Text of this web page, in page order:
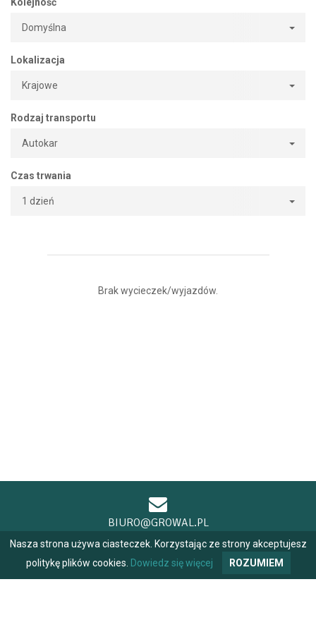
Domyślna
Lokalizacja
Krajowe
Rodzaj transportu
Autokar
Czas trwania
1 dzień
Brak wycieczek/wyjazdów.
BIURO@GROWAL.PL
+48 604 484 691
Nasza strona używa ciasteczek. Korzystając ze strony akceptujesz
politykę plików cookies. Dowiedz się więcej ROZUMIEM